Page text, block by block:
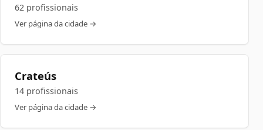
62 profissionais
Ver página da cidade →
Crateús
14 profissionais
Ver página da cidade →